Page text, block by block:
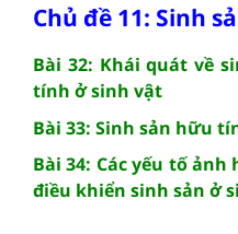
Chủ đề 11: Sinh
Bài 32: Khái quát về
tính ở sinh vật
Bài 33: Sinh sản hữu
Bài 34: Các yếu tố
điều khiển sinh sản ở